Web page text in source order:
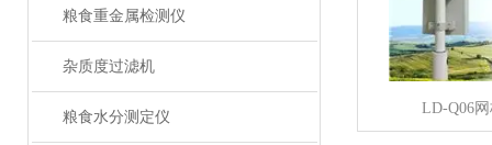
粮食重金属检测仪
杂质度过滤机
粮食水分测定仪
LD-Q06